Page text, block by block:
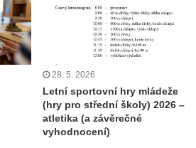
28. 5. 2026
Letní sportovní hry mládeže
(hry pro střední školy) 2026 –
atletika (a závěrečné
vyhodnocení)